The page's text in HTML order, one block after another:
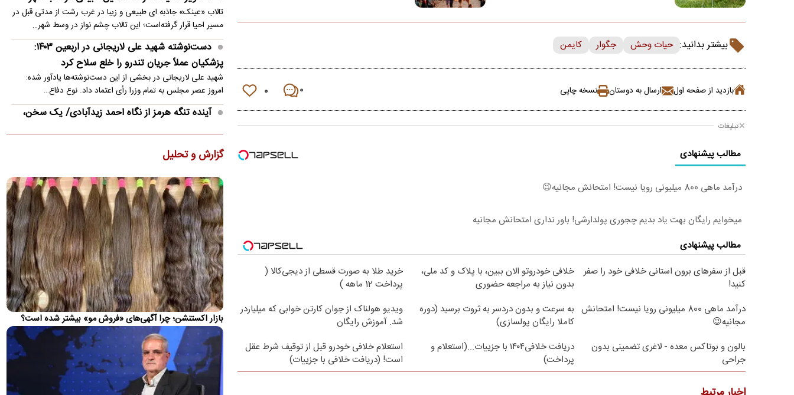
بیشتر بدانید: حیات وحش جگوار کایمن
بازدید از صفحه اول ارسال به دوستان نسخه چاپی ۰ ۰
تبلیغات
مطالب پیشنهادی
درآمد ماهی 800 میلیونی رویا نیست! امتحانش مجانیه😉
میخوایم رایگان بهت یاد بدیم چجوری پولدارشی! باور نداری امتحانش مجانیه
مطالب پیشنهادی
قبل از سفرهای برون استانی خلافی خود را صفر
کنید!
خلافی خودروتو الان ببین، با پلاک و کد ملی،
بدون نیاز به مراجعه حضوری
خرید طلا به صورت قسطی از دیجی‌کالا (
پرداخت 12 ماهه )
درآمد ماهی 800 میلیونی رویا نیست! امتحانش
مجانیه😉
به سرعت و بدون دردسر به ثروت برسید (دوره
کاملا رایگان پولسازی)
ویدیو هولناک از جوان کارتن خوابی که میلیاردر
شد. آموزش رایگان
بالون و بوتاکس معده - لاغری تضمینی بدون
جراحی
دریافت خلافی۱۴۰۴ با جزییات...(استعلام و
پرداخت)
استعلام خلافی خودرو قبل از توقیف شرط عقل
است! (دریافت خلافی با جزییات)
تالاب «عینک» جاذبه ای طبیعی و زیبا در غرب رشت از مدتی قبل در
مسیر احیا قرار گرفته‌است؛ این تالاب چشم نواز در وسط شهر…
دست‌نوشته شهید علی لاریجانی در اربعین ۱۴۰۳:
پزشکیان عملاً جریان تندرو را خلع سلاح کرد
شهید علی لاریجانی در بخشی از این دست‌نوشته‌ها یادآور شده:
امروز عصر مجلس به تمام وزرا رأی اعتماد داد. نوع دفاع…
آینده تنگه هرمز از نگاه احمد زیدآبادی/ یک سخن،
تنگه‌ی هرمز دیگر به وضعیت سابق خود باز نخواهد گشت!…
تأیید ربایش و قتل مداح «حمیدرضا رجب‌زاده»
یک منبع با تأیید حادثه ربایش و قتل حمیدرضا رجب‌زاده اعلام کرد:
تحقیقات پلیسی و قضایی برای شناسایی و دستگیری عوامل این…
بورس دوباره رکورد زد
شاخص کل بورس تهران برای نخستین ‌بار وارد کانال ۵.۵ میلیون
واحد شد
سخنگوی قوه قضائیه:
محمدباقر خرازی به دادگاه ویژه روحانیت احضار شد
اصغر جهانگیر گفت: بر اساس آخرین اطلاعات، محمدباقر خرازی امروز
شنبه به دادگاه ویژه روحانیت احضار شده و پرونده وی تحت…
قیمت دلار، طلا و سکه امروز شنبه ۱۷ مرداد ۱۴۰۵
قیمت هر دلار آمریکا امروز ۱۸۸ هزار تومان است و نرخ هر گرم طلا
۱۸ عیار به ۱۹ میلیون و ۸۵ هزار تومان رسید
آخرین وضعیت پرونده ساعدی‌نیا از زبان سخنگوی
گزارش و تحلیل
بازار اکستنشن؛ چرا آگهی‌های «فروش مو» بیشتر شده است؟